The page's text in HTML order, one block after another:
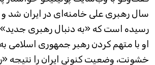
سال رهبری علی خامنه‌ای در ایران شد
رسیده است که «به دنبال رهبری جدید»
او با متهم کردن رهبر جمهوری اسلامی
خشونت، وضعیت کنونی ایران را